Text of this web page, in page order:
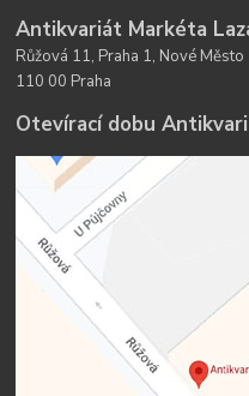
Antikvariát Markéta
Růžová 11, Praha 1, Nové Město
110 00 Praha
Otevírací dobu